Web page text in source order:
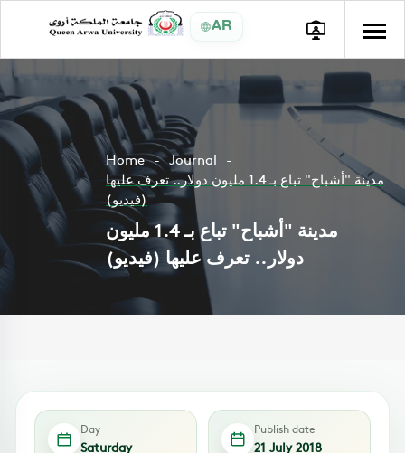
AR
Home
Journal
مدينة "أشباح" تباع بـ 1.4 مليون دولار.. تعرف عليها
(فيديو)
مدينة "أشباح" تباع بـ 1.4 مليون
دولار.. تعرف عليها (فيديو)
Day
Saturday
Publish date
21 July 2018